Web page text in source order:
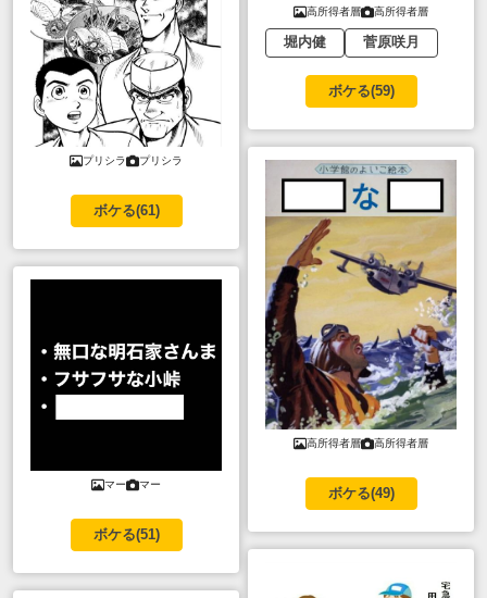
プリシラ プリシラ
ボケる(61)
マー マー
ボケる(51)
高所得者層 高所得者層
堀内健 菅原咲月
ボケる(59)
高所得者層 高所得者層
ボケる(49)